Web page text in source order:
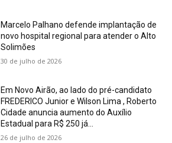
Marcelo Palhano defende implantação de
novo hospital regional para atender o Alto
Solimões
30 de julho de 2026
Em Novo Airão, ao lado do pré-candidato
FREDERICO Junior e Wilson Lima , Roberto
Cidade anuncia aumento do Auxílio
Estadual para R$ 250 já...
26 de julho de 2026